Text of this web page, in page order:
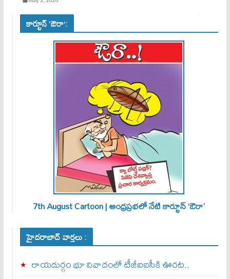
కార్టూన్ ‘ఔరా’:
7th August Cartoon | ఆంధ్రప్రభలో నేటి కార్టూన్ ‘ఔరా’
హైదరాబాద్ వార్తలు :
రాయదుర్గం భూ వివాదంలో టీజీఐఐసీకి ఊరట..